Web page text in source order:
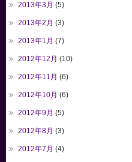
2013年3月 (5)
2013年2月 (3)
2013年1月 (7)
2012年12月 (10)
2012年11月 (6)
2012年10月 (6)
2012年9月 (5)
2012年8月 (3)
2012年7月 (4)